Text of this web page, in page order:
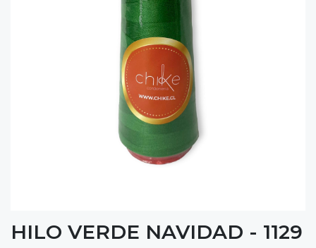
HILO VERDE NAVIDAD - 1129